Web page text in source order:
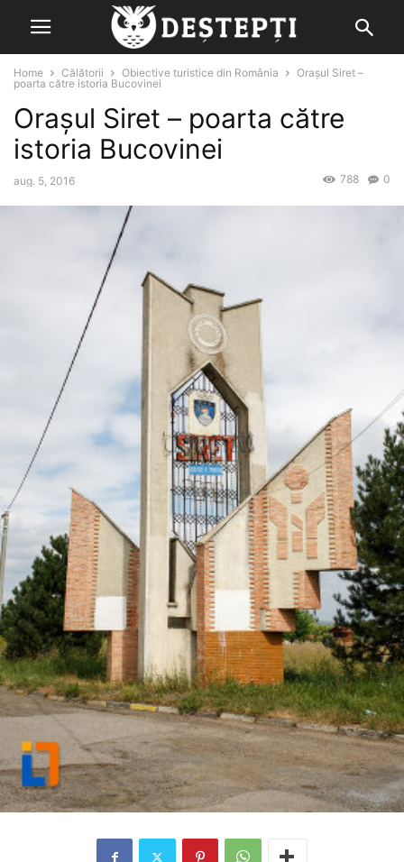
Home Călătorii Obiective turistice din România
Orașul Siret –
poarta către istoria Bucovinei
Orașul Siret – poarta către
istoria Bucovinei
aug. 5, 2016 0
788